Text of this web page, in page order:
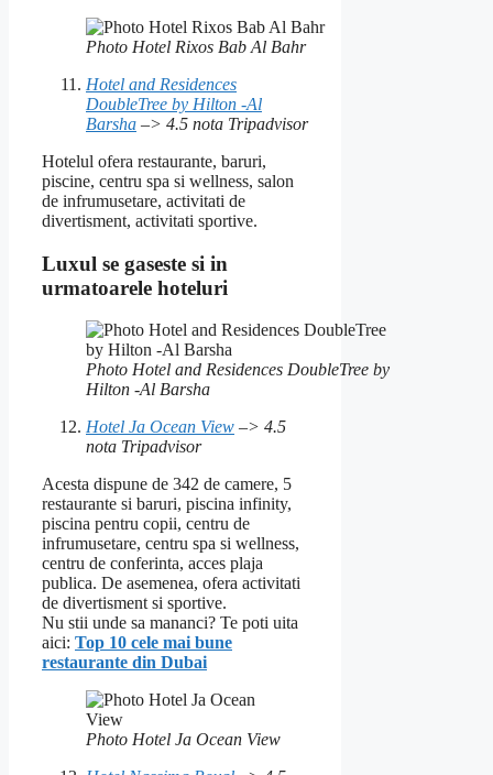
Photo Hotel Rixos Bab Al Bahr
Hotel and Residences
DoubleTree by Hilton -Al
Barsha –> 4.5 nota Tripadvisor
Hotelul ofera restaurante, baruri,
piscine, centru spa si wellness, salon
de infrumusetare, activitati de
divertisment, activitati sportive.
Luxul se gaseste si in
urmatoarele hoteluri
Photo Hotel and Residences DoubleTree by
Hilton -Al Barsha
Hotel Ja Ocean View –> 4.5
nota Tripadvisor
Acesta dispune de 342 de camere, 5
restaurante si baruri, piscina infinity,
piscina pentru copii, centru de
infrumusetare, centru spa si wellness,
centru de conferinta, acces plaja
publica. De asemenea, ofera activitati
de divertisment si sportive.
Nu stii unde sa mananci? Te poti uita
aici: Top 10 cele mai bune
restaurante din Dubai
Photo Hotel Ja Ocean View